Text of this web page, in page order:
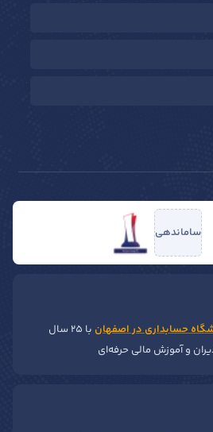
ساماندهی
حسابداری در اصفهان
با ۲۵ سال
و آموزش مالی حرفه‌ای